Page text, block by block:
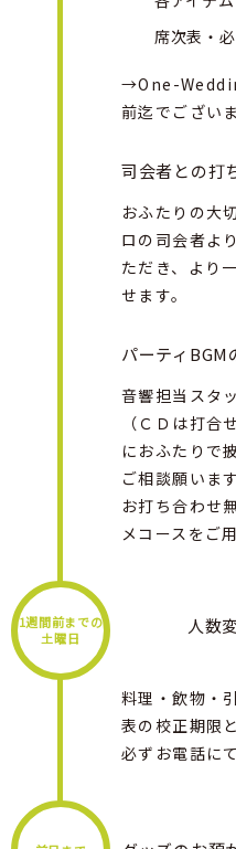
席次表・
→One-
前迄でございま
司会者との打
おふたりの大
ロの司会者よ
ただき、より
せます。
パーティBGM
音響担当スタ
（ＣＤは打
におふたりで
ご相談願いま
お打ち合わせ
メコースをご
1週間前までの
土曜日
人数
料理・飲物・
表の校正期限
必ずお電話に